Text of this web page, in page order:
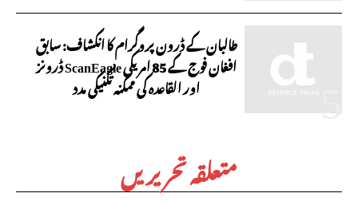
طالبان کے ڈرون پروگرام کا انکشاف: سابق
افغان فوج کے 85 امریکی ScanEagle ڈرونز
اور القاعدہ کی ممکنہ تکنیکی مدد
متعلقہ تحریریں